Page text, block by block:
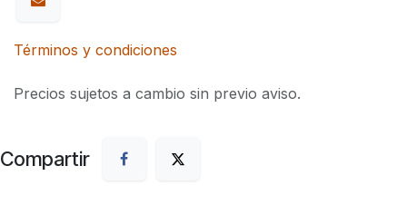
Términos y condiciones
Precios sujetos a cambio sin previo aviso.
Compartir